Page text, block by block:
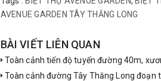
AVENUE GARDEN TÂY THĂNG LONG
BÀI VIẾT LIÊN QUAN
Toàn cảnh tiến độ tuyến đường 40m,
Toàn cảnh đường Tây Thăng Long đoạn